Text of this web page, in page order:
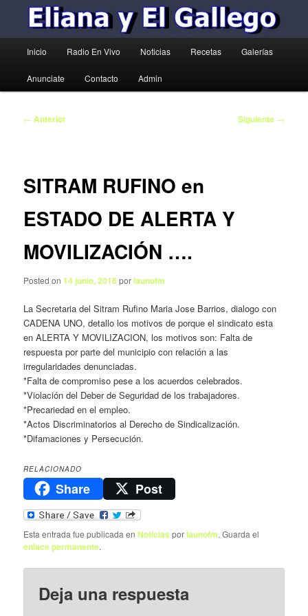
principal
Inicio Radio En Vivo Noticias Recetas Galerías
Anunciate Contacto Admin
Navegación
← Anterior Siguiente →
SITRAM RUFINO en
ESTADO DE ALERTA Y
MOVILIZACIÓN ….
Posted on14 junio, 2016porlaunofm
La Secretaria del Sitram Rufino Maria Jose Barrios, dialogo con
CADENA UNO, detallo los motivos de porque el sindicato esta
en ALERTA Y MOVILIZACION, los motivos son: Falta de
respuesta por parte del municipio con relación a las
irregularidades denunciadas.
*Falta de compromiso pese a los acuerdos celebrados.
*Violación del Deber de Seguridad de los trabajadores.
*Precariedad en el empleo.
*Actos Discriminatorios al Derecho de Sindicalización.
*Difamaciones y Persecución.
RELACIONADO
Share Post
Esta entrada fue publicada enNoticias porlaunofm. Guarda el
enlace permanente.
Deja una respuesta